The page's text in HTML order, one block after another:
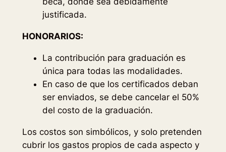
justificada.
HONORARIOS:
La contribución para graduación es
única para todas las modalidades.
En caso de que los certificados deban
ser enviados, se debe cancelar el 50%
del costo de la graduación.
Los costos son simbólicos, y solo pretenden
cubrir los gastos propios de cada aspecto y